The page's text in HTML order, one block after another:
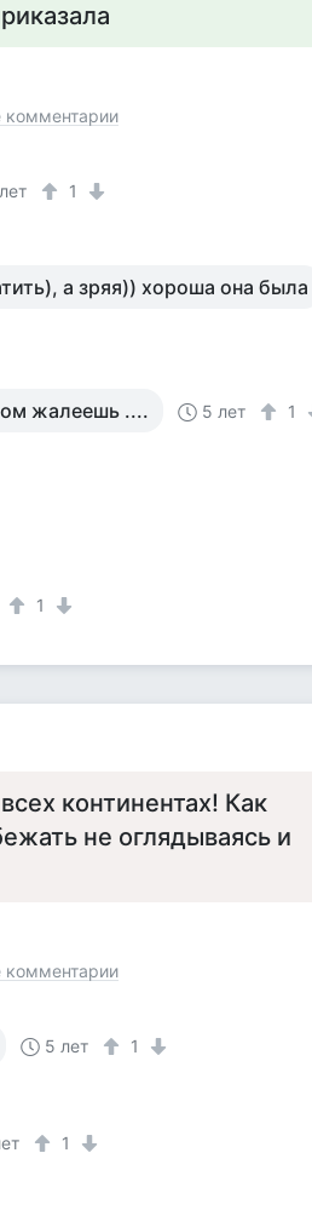
комментарии
1
а зряя)) хороша она была
жалеешь .... 5 лет 1
1
континентах! Как
не оглядываясь и
комментарии
5 лет 1
1